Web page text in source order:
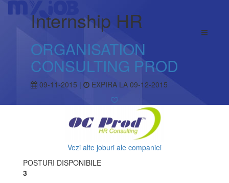
Internship HR
ORGANISATION
CONSULTING PROD
09-11-2015 | EXPIRA LA 09-12-2015
Vezi alte joburi ale companiei
POSTURI DISPONIBILE
3